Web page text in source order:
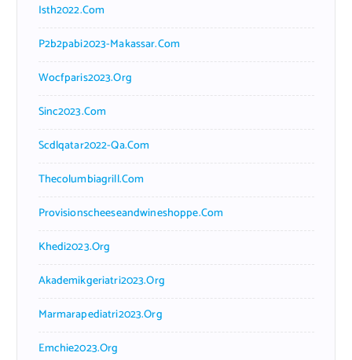
Isth2022.com
P2b2pabi2023-Makassar.com
Wocfparis2023.org
Sinc2023.com
Scdlqatar2022-Qa.com
Thecolumbiagrill.com
Provisionscheeseandwineshoppe.com
Khedi2023.org
Akademikgeriatri2023.org
Marmarapediatri2023.org
Emchie2023.org